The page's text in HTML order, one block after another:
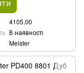
4105.00
В наявності
Meister